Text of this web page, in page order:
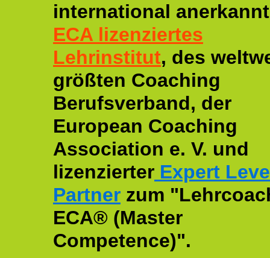
international
ECA lizenziertes
Lehrinstitut, des
größten Coaching
Berufsverband, der
European Coaching
Association e. V. und
lizenzierter Expert
Partner zum
ECA® (Master
Competence)".